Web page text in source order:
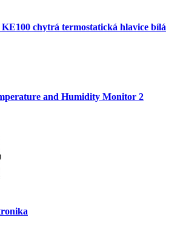
chytrá termostatická hlavice bílá
and Humidity Monitor 2